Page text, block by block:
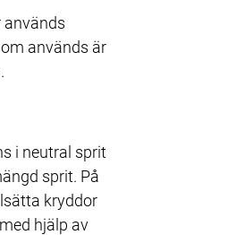
används
används är
i neutral sprit
sprit. På
kryddor
hjälp av